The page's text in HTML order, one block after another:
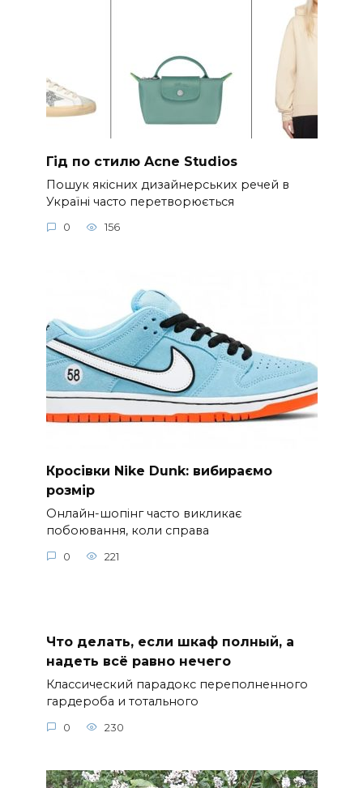
Гід по стилю Acne Studios
Пошук якісних дизайнерських речей в
Україні часто перетворюється
0 156
Кросівки Nike Dunk: вибираємо
розмір
Онлайн-шопінг часто викликає
побоювання, коли справа
0 221
Что делать, если шкаф полный, а
надеть всё равно нечего
Классический парадокс переполненного
гардероба и тотального
0 230